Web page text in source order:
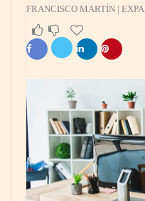
FRANCISCO MARTÍN |